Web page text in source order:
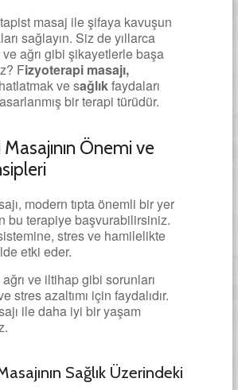
masaj ile şifaya kavuşun
sağlayın. Siz de yıllarca
ağrı gibi şikayetlerle başa
Fizyoterapi masajı,
ve sağlıkfaydaları
bir terapi türüdür.
Önemi ve
modern tıpta önemli bir yer
bu terapiye başvurabilirsiniz.
stres ve hamilelikte
etki eder.
ve iltihap gibi sorunları
stres azaltımı için faydalıdır.
ile daha iyi bir yaşam
Sağlık Üzerindeki